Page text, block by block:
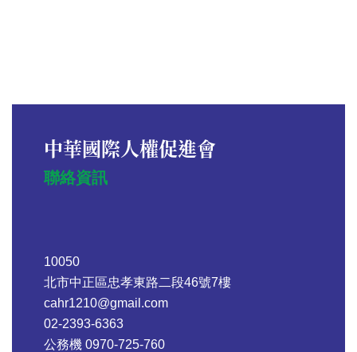
中華國際人權促進會
聯絡資訊
10050
北市中正區忠孝東路二段46號7樓
cahr1210@gmail.com
02-2393-6363
公務機 0970-725-760